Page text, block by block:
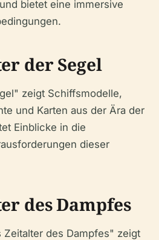
bietet eine immersive
der Segel
zeigt Schiffsmodelle,
und Karten aus der Ära der
Einblicke in die
dieser
des Dampfes
Zeitalter des Dampfes" zeigt